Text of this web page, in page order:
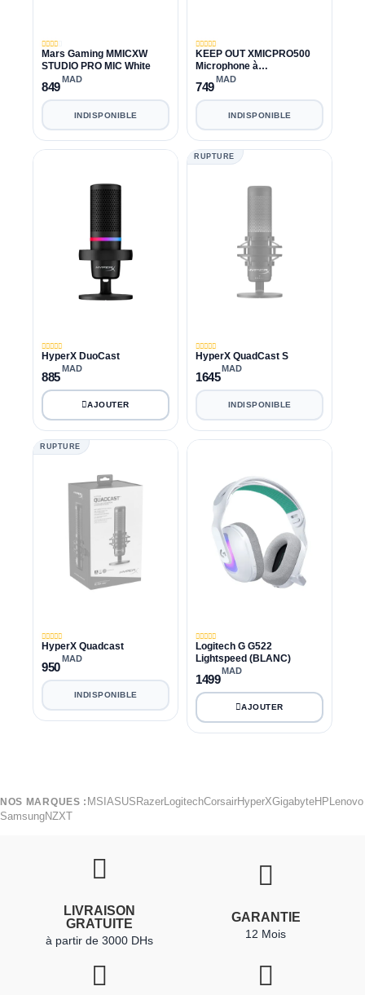
Mars Gaming MMICXW
STUDIO PRO MIC White
849
MAD
INDISPONIBLE
KEEP OUT XMICPRO500
Microphone à
condensateur USB
749
MAD
INDISPONIBLE
HyperX DuoCast
885
MAD
RUPTURE
HyperX QuadCast S
1645
MAD
INDISPONIBLE
RUPTURE
HyperX Quadcast
950
MAD
INDISPONIBLE
Logitech G G522
Lightspeed (BLANC)
1499
MAD
NOS MARQUES : MSI ASUS RazerLogitechCorsairHyperXGigabyteHP Lenovo
SamsungNZXT
LIVRAISON
GRATUITE
à partir de 3000 DHs
GARANTIE
12 Mois